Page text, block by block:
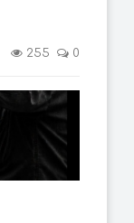
255 0